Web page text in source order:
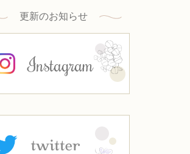
更新のお知らせ